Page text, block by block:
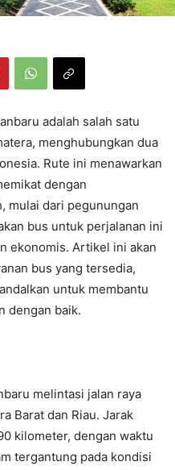
adalah salah satu
menghubungkan dua
Rute ini menawarkan
dengan
mulai dari pegunungan
bus untuk perjalanan ini
ekonomis. Artikel ini akan
bus yang tersedia,
untuk membantu
dengan baik.
melintasi jalan raya
Barat dan Riau. Jarak
kilometer, dengan waktu
tergantung pada kondisi